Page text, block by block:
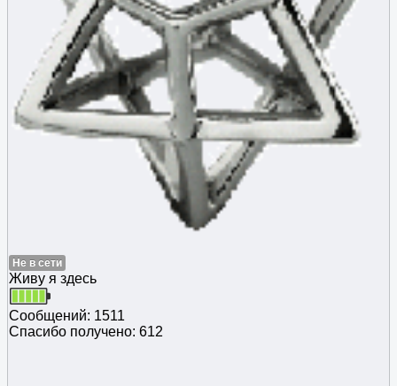
Не в сети
Живу я здесь
Сообщений: 1511
Спасибо получено: 612